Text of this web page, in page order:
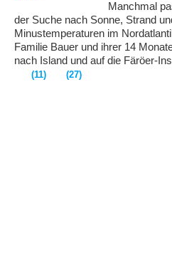
Manchmal
der Suche nach Sonne, Strand
Minustemperaturen im
Familie Bauer und ihrer 14
nach Island und auf die Färöer-
(11) (27)